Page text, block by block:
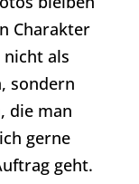
Charakter
als
sondern
die man
gerne
geht.